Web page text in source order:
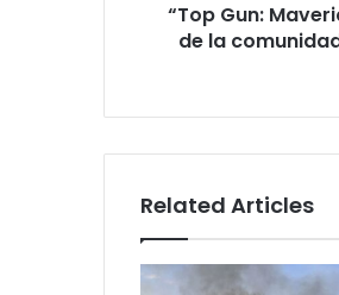
“Top Gun:
de la
Related Articles